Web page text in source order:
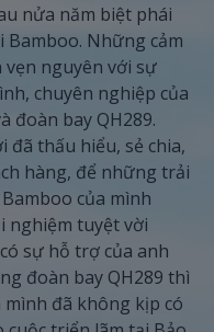
nửa năm biệt phái
Bamboo. Những cảm
vẹn nguyên với sự
chuyên nghiệp của
đoàn bay QH289.
đã thấu hiểu, sẻ chia,
hàng, để những trải
của mình
nghiệm tuyệt vời
sự hỗ trợ của anh
đoàn bay QH289 thì
mình đã không kịp có